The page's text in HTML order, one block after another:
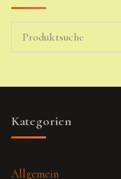
Kategorien
Allgemein